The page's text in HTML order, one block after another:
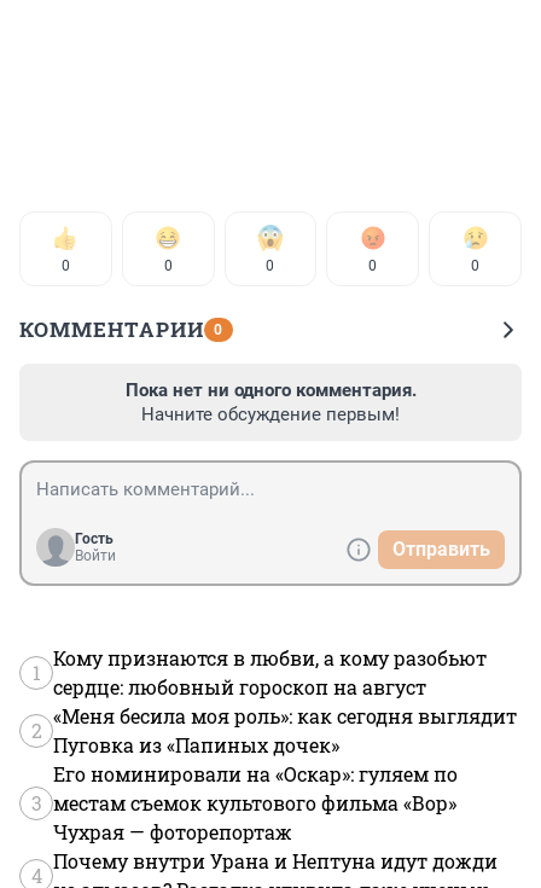
0 0 0 0 0
КОММЕНТАРИИ 0
Пока нет ни одного комментария.
Начните обсуждение первым!
Гость
Войти
Отправить
1
Кому признаются в любви, а кому разобьют
сердце: любовный гороскоп на август
2
«Меня бесила моя роль»: как сегодня выглядит
Пуговка из «Папиных дочек»
3
Его номинировали на «Оскар»: гуляем по
местам съемок культового фильма «Вор»
Чухрая — фоторепортаж
4
Почему внутри Урана и Нептуна идут дожди